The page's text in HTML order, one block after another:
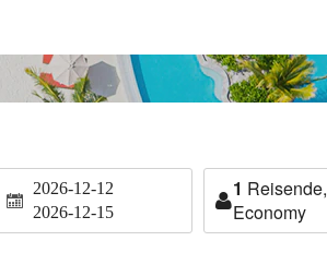
2026-12-12
2026-12-15
1 Reisende,
Economy